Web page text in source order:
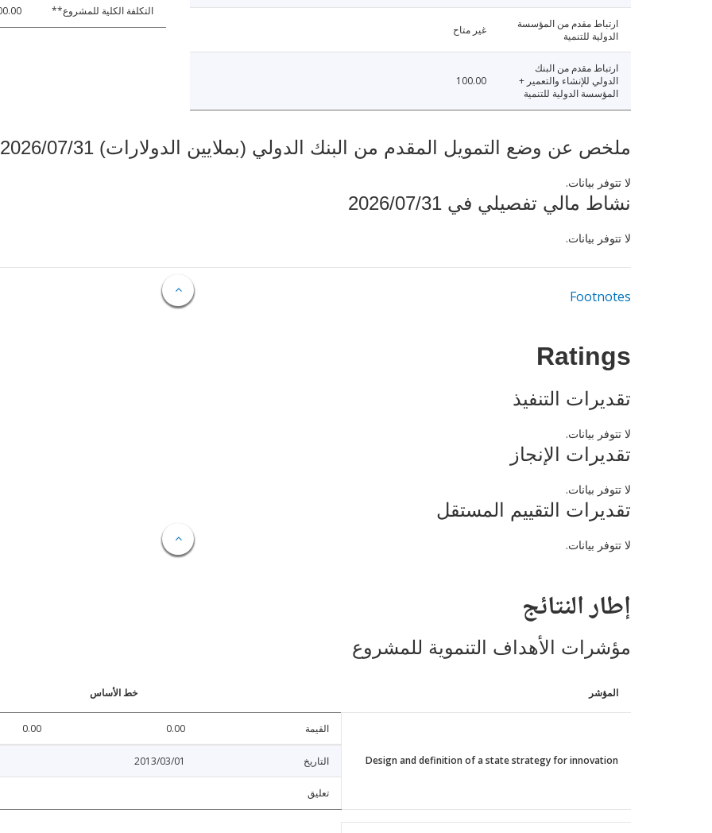
ارتباط مقدم من المؤسسة
الدولية للتنمية
غير متاح
ارتباط مقدم من البنك
الدولي للإنشاء والتعمير +
المؤسسة الدولية للتنمية
100.00
التكلفة الكلية للمشروع**
ملخص عن وضع التمويل المقدم من البنك الدولي (بملايين الدولارات) 2026/07/31
لا تتوفر بيانات.
نشاط مالي تفصيلي في 2026/07/31
لا تتوفر بيانات.
Footnotes
Ratings
تقديرات التنفيذ
لا تتوفر بيانات.
تقديرات الإنجاز
لا تتوفر بيانات.
تقديرات التقييم المستقل
لا تتوفر بيانات.
إطار النتائج
مؤشرات الأهداف التنموية للمشروع
المؤشر خط الأساس
Design and definition of a state strategy for innovation
القيمة 0.00
0.00
التاريخ 2013/03/01
تعليق